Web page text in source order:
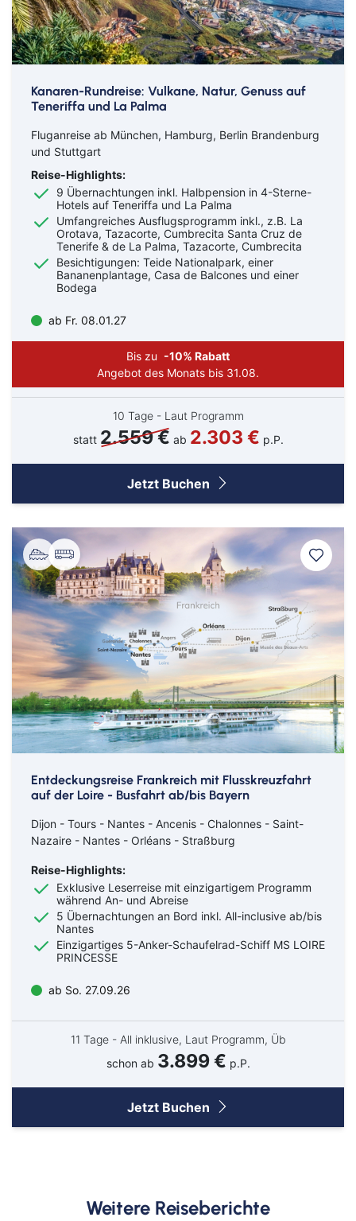
Kanaren-Rundreise: Vulkane, Natur, Genuss auf
Teneriffa und La Palma
Fluganreise ab München, Hamburg, Berlin Brandenburg
und Stuttgart
Reise-Highlights:
9 Übernachtungen inkl. Halbpension in 4-Sterne-
Hotels auf Teneriffa und La Palma
Umfangreiches Ausflugsprogramm inkl., z.B. La
Orotava, Tazacorte, Cumbrecita Santa Cruz de
Tenerife & de La Palma, Tazacorte, Cumbrecita
Besichtigungen: Teide Nationalpark, einer
Bananenplantage, Casa de Balcones und einer
Bodega
ab Fr. 08.01.27
Bis zu -10% Rabatt
Angebot des Monats bis 31.08.
10 Tage - Laut Programm
statt 2.559 € ab 2.303 € p.P.
Jetzt Buchen
Entdeckungsreise Frankreich mit Flusskreuzfahrt
auf der Loire - Busfahrt ab/bis Bayern
Dijon - Tours - Nantes - Ancenis - Chalonnes - Saint-
Nazaire - Nantes - Orléans - Straßburg
Reise-Highlights:
Exklusive Leserreise mit einzigartigem Programm
während An- und Abreise
5 Übernachtungen an Bord inkl. All-inclusive ab/bis
Nantes
Einzigartiges 5-Anker-Schaufelrad-Schiff MS LOIRE
PRINCESSE
ab So. 27.09.26
11 Tage - All inklusive, Laut Programm, Üb
schon ab 3.899 € p.P.
Jetzt Buchen
Weitere Reiseberichte